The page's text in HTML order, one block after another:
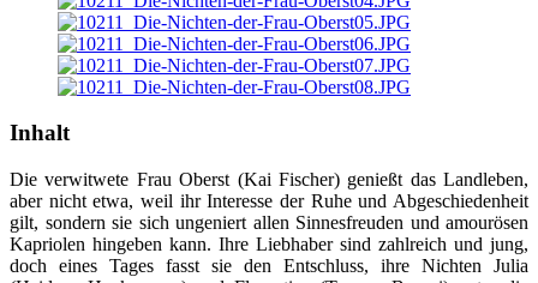
Inhalt
Die verwitwete Frau Oberst (Kai Fischer) genießt das Landleben,
aber nicht etwa, weil ihr Interesse der Ruhe und Abgeschiedenheit
gilt, sondern sie sich ungeniert allen Sinnesfreuden und amourösen
Kapriolen hingeben kann. Ihre Liebhaber sind zahlreich und jung,
doch eines Tages fasst sie den Entschluss, ihre Nichten Julia